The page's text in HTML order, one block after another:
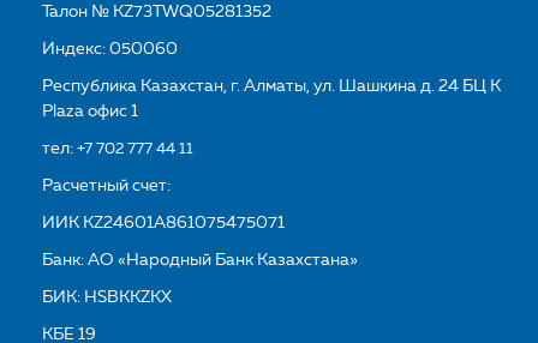
Талон № KZ73TWQ05281352
Индекс: 050060
Республика Казахстан, г. Алматы, ул. Шашкина д. 24 БЦ K
Plaza офис 1
тел:+7 702 777 44 11
Расчетный счет:
ИИК KZ24601A861075475071
Банк: АО «Народный Банк Казахстана»
БИК: HSBKKZKX
КБЕ 19